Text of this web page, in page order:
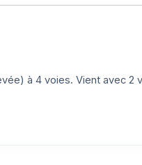
à 4 voies. Vient avec 2